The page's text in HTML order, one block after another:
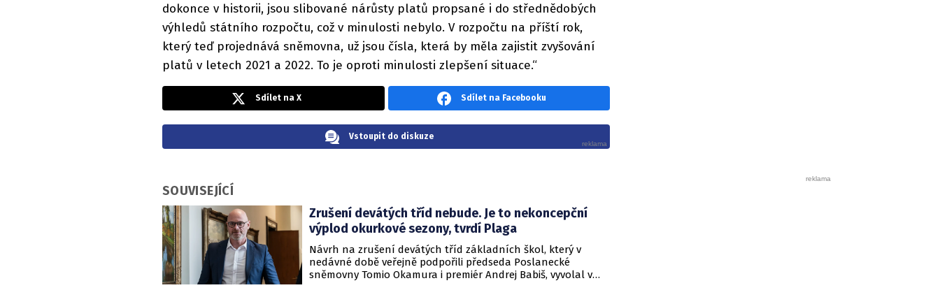
dokonce v historii, jsou slibované nárůsty platů propsané i do střednědobých
výhledů státního rozpočtu, což v minulosti nebylo. V rozpočtu na příští rok,
který teď projednává sněmovna, už jsou čísla, která by měla zajistit zvyšování
platů v letech 2021 a 2022. To je oproti minulosti zlepšení situace.“
Sdílet na X Sdílet na Facebooku
Vstoupit do diskuze
SOUVISEJÍCÍ
Zrušení devátých tříd nebude. Je to nekoncepční
výplod okurkové sezony, tvrdí Plaga
Návrh na zrušení devátých tříd základních škol, který v
nedávné době veřejně podpořili předseda Poslanecké
sněmovny Tomio Okamura i premiér Andrej Babiš, vyvolal v